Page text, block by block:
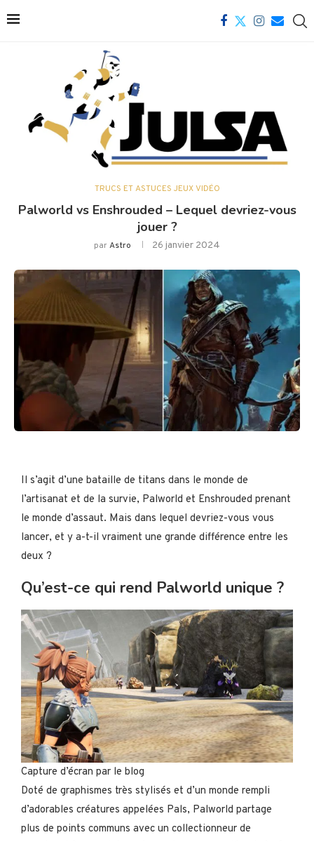
TRUCS ET ASTUCES JEUX VIDÉO
Palworld vs Enshrouded – Lequel devriez-vous
jouer ?
parAstro 26 janvier 2024
Il s’agit d’une bataille de titans dans le monde de
l’artisanat et de la survie, Palworld et Enshrouded prenant
le monde d’assaut. Mais dans lequel devriez-vous vous
lancer, et y a-t-il vraiment une grande différence entre les
deux ?
Qu’est-ce qui rend Palworld unique ?
Capture d’écran par le blog
Doté de graphismes très stylisés et d’un monde rempli
d’adorables créatures appelées Pals, Palworld partage
plus de points communs avec un collectionneur de